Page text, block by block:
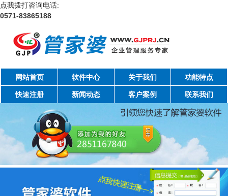
点我拨打咨询电话:
0571-83865188
网站首页 软件中心 关于我们 功能特点
快速注册 新闻动态 客户案例 联系我们